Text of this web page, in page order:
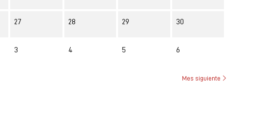
27 28 29 30
3 4 5 6
Mes siguiente